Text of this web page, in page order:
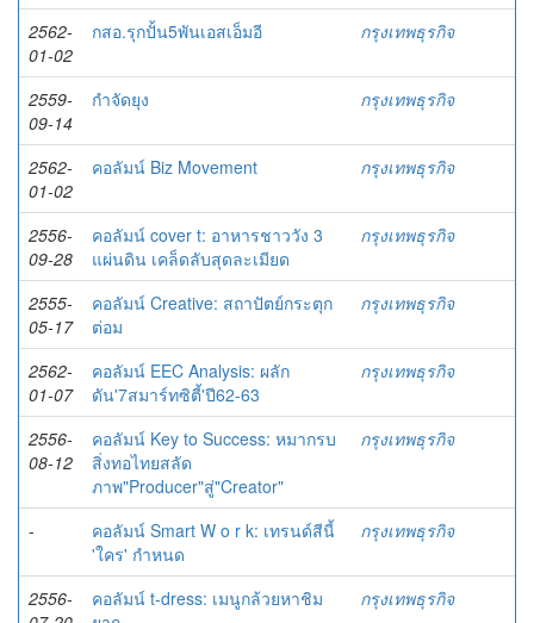
2562-
01-02
กสอ.รุกปั้น5พันเอสเอ็มอี กรุงเทพธุรกิจ
2559-
09-14
กำจัดยุง กรุงเทพธุรกิจ
2562-
01-02
คอลัมน์ Biz Movement กรุงเทพธุรกิจ
2556-
09-28
คอลัมน์ cover t: อาหารชาววัง 3
แผ่นดิน เคล็ดลับสุดละเมียด
กรุงเทพธุรกิจ
2555-
05-17
คอลัมน์ Creative: สถาปัตย์กระตุก
ต่อม
กรุงเทพธุรกิจ
2562-
01-07
คอลัมน์ EEC Analysis: ผลัก
ดัน'7สมาร์ทซิตี้'ปี62-63
กรุงเทพธุรกิจ
2556-
08-12
คอลัมน์ Key to Success: หมากรบ
สิ่งทอไทยสลัด
ภาพ"Producer"สู่"Creator"
กรุงเทพธุรกิจ
-
คอลัมน์ Smart W o r k: เทรนด์สีนี้
'ใคร' กำหนด
กรุงเทพธุรกิจ
2556-
คอลัมน์ t-dress: เมนูกล้วยหาชิม
กรุงเทพธุรกิจ